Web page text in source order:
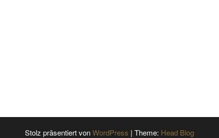
Stolz präsentiert vonWordPress | Theme: Head Blog